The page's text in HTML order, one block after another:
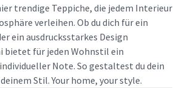
trendige Teppiche, die jedem Interieur
verleihen. Ob du dich für ein
ein ausdrucksstarkes Design
bietet für jeden Wohnstil ein
Note. So gestaltest du dein
Stil. Your home, your style.